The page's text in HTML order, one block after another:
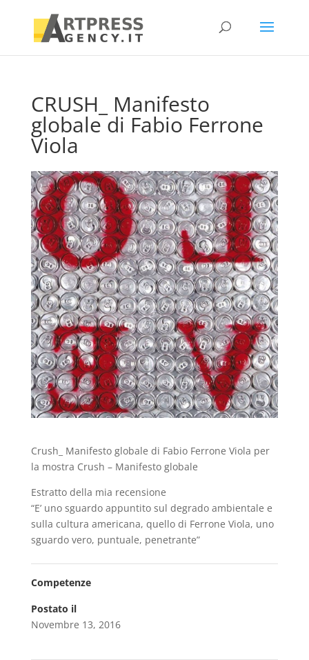
CRUSH_ Manifesto
globale di Fabio Ferrone
Viola
Crush_ Manifesto globale di Fabio Ferrone Viola per
la mostra Crush – Manifesto globale
Estratto della mia recensione
“E’ uno sguardo appuntito sul degrado ambientale e
sulla cultura americana, quello di Ferrone Viola, uno
sguardo vero, puntuale, penetrante”
Competenze
Postato il
Novembre 13, 2016